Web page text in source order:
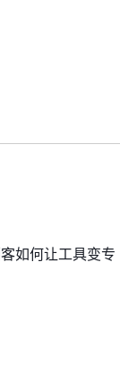
如何让工具变专